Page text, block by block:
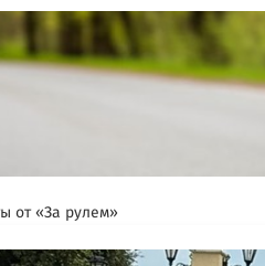
от «За рулем»